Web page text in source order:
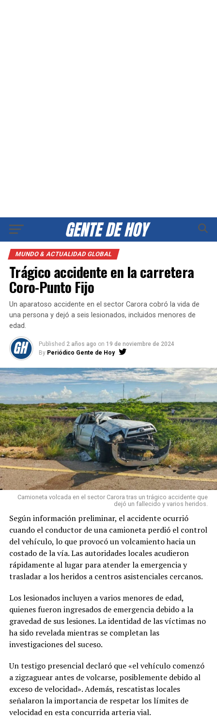
MUNDO & ACTUALIDAD GLOBAL
Trágico accidente en la carretera
Coro-Punto Fijo
Un aparatoso accidente en el sector Carora cobró la vida de
una persona y dejó a seis lesionados, incluidos menores de
edad.
Published 2 años ago on 19 de noviembre de 2024
By Periódico Gente de Hoy
Camioneta volcada en el sector Carora tras un trágico accidente que
dejó un fallecido y varios heridos.
Según información preliminar, el accidente ocurrió
cuando el conductor de una camioneta perdió el control
del vehículo, lo que provocó un volcamiento hacia un
costado de la vía. Las autoridades locales acudieron
rápidamente al lugar para atender la emergencia y
trasladar a los heridos a centros asistenciales cercanos.
Los lesionados incluyen a varios menores de edad,
quienes fueron ingresados de emergencia debido a la
gravedad de sus lesiones. La identidad de las víctimas no
ha sido revelada mientras se completan las
investigaciones del suceso.
Un testigo presencial declaró que «el vehículo comenzó
a zigzaguear antes de volcarse, posiblemente debido al
exceso de velocidad». Además, rescatistas locales
señalaron la importancia de respetar los límites de
velocidad en esta concurrida arteria vial.